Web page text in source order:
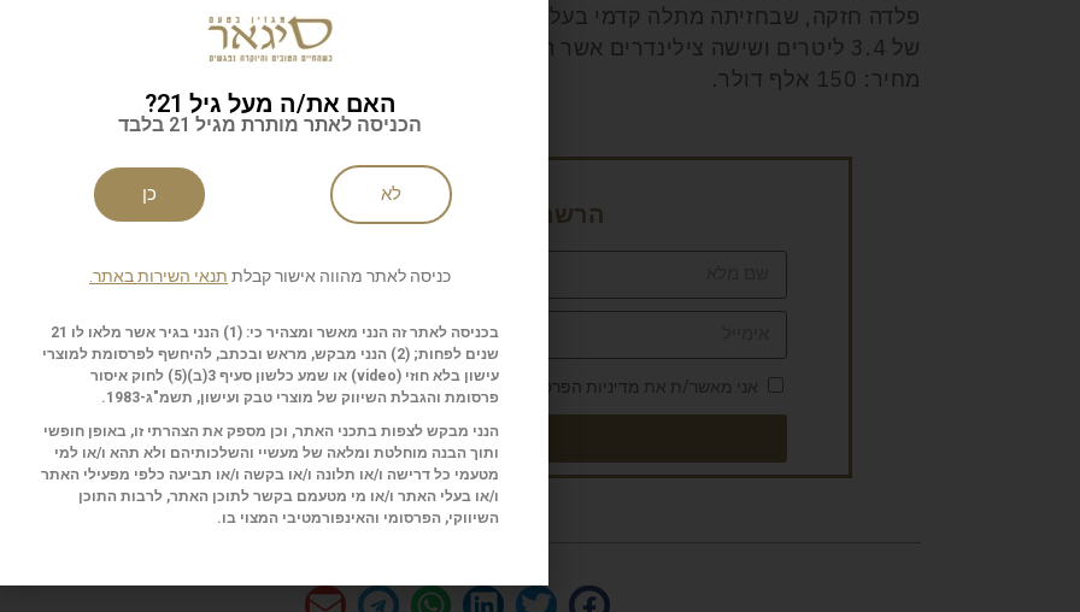
פלדה חזקה, שבחזיתה מתלה קדמי בעל זרועות נפרדות ומאחור סרן קשיח, וכוח מנוע שהגיע מנפח
של 3.4 ליטרים ושישה צילינדרים אשר הפיקו מעל 200 כ"ס בסדרות הייצור המאוחרות יותר.
מחיר: 150 אלף דולר.
הרשמה לניוזלטר של סיגאר
אני מאשר/ת את מדיניות הפרטיות
שליחה
האם את/ה מעל גיל 21?
הכניסה לאתר מותרת מגיל 21 בלבד
לא כן
כניסה לאתר מהווה אישור קבלת תנאי השירות באתר.
בכניסה לאתר זה הנני מאשר ומצהיר כי: (1) הנני בגיר אשר מלאו לו 21
שנים לפחות; (2) הנני מבקש, מראש ובכתב, להיחשף לפרסומת למוצרי
עישון בלא חוזי (video
) או שמע כלשון סעיף 3(ב)(5) לחוק איסור
פרסומת והגבלת השיווק של מוצרי טבק ועישון, תשמ"ג-1983.
הנני מבקש לצפות בתכני האתר, וכן מספק את הצהרתי זו, באופן חופשי
ותוך הבנה מוחלטת ומלאה של מעשיי והשלכותיהם ולא תהא ו/או למי
מטעמי כל דרישה ו/או תלונה ו/או בקשה ו/או תביעה כלפי מפעילי האתר
ו/או בעלי האתר ו/או מי מטעמם בקשר לתוכן האתר, לרבות התוכן
השיווקי, הפרסומי והאינפורמטיבי המצוי בו.